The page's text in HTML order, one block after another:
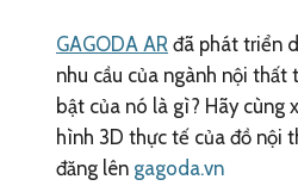
GAGODA AR đã phát triển
nhu cầu của ngành nội thất
bật của nó là gì? Hãy cùng
hình 3D thực tế của đồ nội
đăng lên gagoda.vn